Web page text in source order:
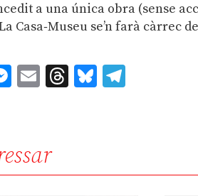
a una única obra (sense
Casa‑Museu se’n farà
Messenger
EmailThreads
Bluesky